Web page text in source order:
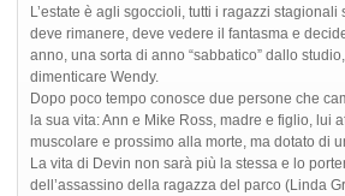
L’estate è agli sgoccioli, tutti i ragazzi stagionali
deve rimanere, deve vedere il fantasma e
anno, una sorta di anno “sabbatico” dallo
dimenticare Wendy.
Dopo poco tempo conosce due persone che
la sua vita: Ann e Mike Ross, madre e figlio, lui
muscolare e prossimo alla morte, ma dotato di
La vita di Devin non sarà più la stessa e lo
dell’assassino della ragazza del parco (Linda